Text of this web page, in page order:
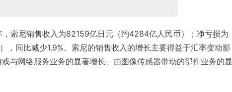
索尼销售收入为82159亿日元（约4284亿人民币）；净亏损为
，同比减少1.9%。索尼的销售收入的增长主要得益于汇率变动影
与网络服务业务的显著增长、由图像传感器带动的部件业务的显